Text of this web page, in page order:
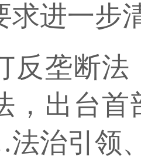
求进一步
垄断法
，出台
治引领